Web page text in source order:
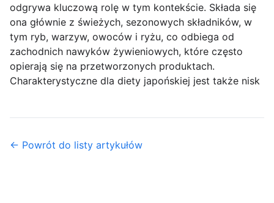
odgrywa kluczową rolę w tym kontekście. Składa się
ona głównie z świeżych, sezonowych składników, w
tym ryb, warzyw, owoców i ryżu, co odbiega od
zachodnich nawyków żywieniowych, które często
opierają się na przetworzonych produktach.
Charakterystyczne dla diety japońskiej jest także nisk
← Powrót do listy artykułów